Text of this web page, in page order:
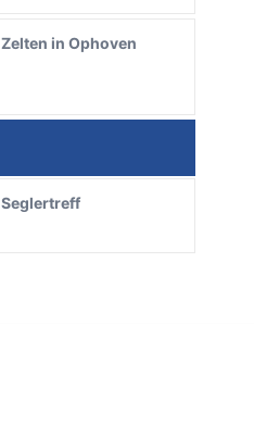
Zelten in Ophoven
Seglertreff